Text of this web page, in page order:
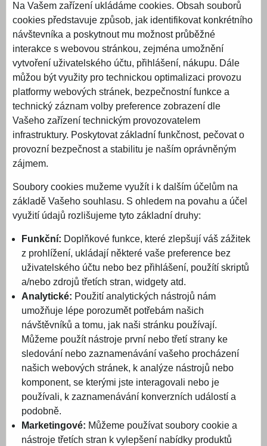
Na Vašem zařízení ukládáme cookies. Obsah souborů
cookies představuje způsob, jak identifikovat konkrétního
návštevníka a poskytnout mu možnost průběžné
interakce s webovou stránkou, zejména umožnění
vytvoření uživatelského účtu, přihlášení, nákupu. Dále
můžou být využity pro technickou optimalizaci provozu
platformy webových stránek, bezpečnostní funkce a
technický záznam volby preference zobrazení dle
Vašeho zařízení technickým provozovatelem
infrastruktury. Poskytovat základní funkčnost, pečovat o
provozní bezpečnost a stabilitu je naším oprávněným
zájmem.
Soubory cookies mužeme využít i k dalším účelům na
základě Vašeho souhlasu. S ohledem na povahu a účel
využití údajů rozlišujeme tyto základní druhy:
Funkční: Doplňkové funkce, které zlepšují váš zážitek
z prohlížení, ukládají některé vaše preference bez
uživatelského účtu nebo bez přihlášení, použítí skriptů
a/nebo zdrojů třetích stran, widgety atd.
Analytické: Použití analytických nástrojů nám
umožňuje lépe porozumět potřebám našich
návštěvníků a tomu, jak naši stránku používají.
Můžeme použít nástroje první nebo třetí strany ke
sledování nebo zaznamenávání vašeho procházení
našich webových stránek, k analýze nástrojů nebo
komponent, se kterými jste interagovali nebo je
používali, k zaznamenávání konverzních událostí a
podobně.
Marketingové: Můžeme používat soubory cookie a
nástroje třetích stran k vylepšení nabídky produktů